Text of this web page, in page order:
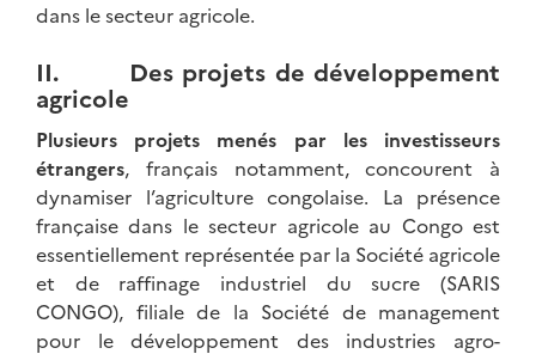
dans le secteur agricole.
II. Des projets de développement
agricole
Plusieurs projets menés par les investisseurs
étrangers, français notamment, concourent à
dynamiser l’agriculture congolaise. La présence
française dans le secteur agricole au Congo est
essentiellement représentée par la Société agricole
et de raffinage industriel du sucre (SARIS
CONGO), filiale de la Société de management
pour le développement des industries agro-